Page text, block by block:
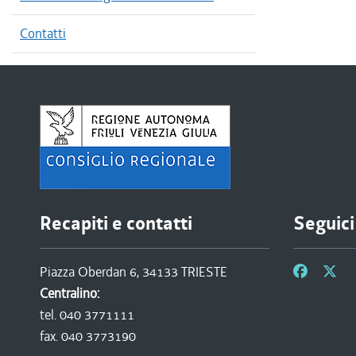
Contatti
Recapiti e contatti
Piazza Oberdan 6, 34133 TRIESTE
Centralino:
tel. 040 3771111
fax. 040 3773190